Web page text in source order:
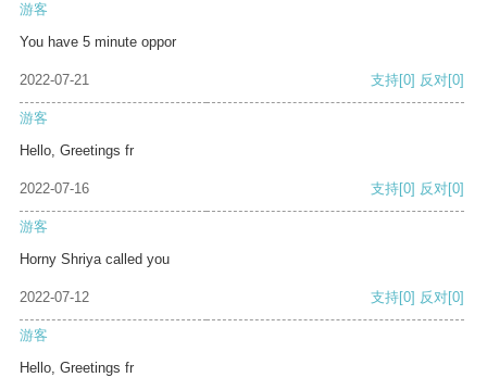
游客
You have 5 minute oppor
2022-07-21 支持[0] 反对[0]
游客
Hello, Greetings fr
2022-07-16 支持[0] 反对[0]
游客
Horny Shriya called you
2022-07-12 支持[0] 反对[0]
游客
Hello, Greetings fr